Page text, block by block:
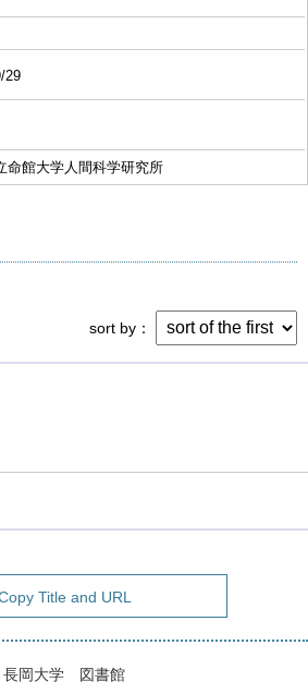
29
命館大学人間科学研究所
sort by
Title and URL
長岡大学 図書館